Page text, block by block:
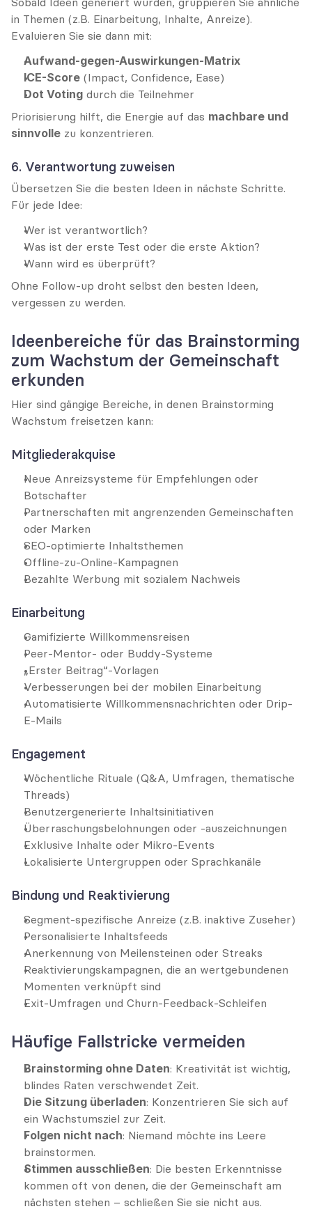
in Themen (z.B. Einarbeitung, Inhalte, Anreize).
Evaluieren Sie sie dann mit:
Aufwand-gegen-Auswirkungen-Matrix
ICE-Score (Impact, Confidence, Ease)
Dot Voting durch die Teilnehmer
Priorisierung hilft, die Energie auf das machbare und
sinnvolle zu konzentrieren.
6. Verantwortung zuweisen
Übersetzen Sie die besten Ideen in nächste Schritte.
Für jede Idee:
Wer ist verantwortlich?
Was ist der erste Test oder die erste Aktion?
Wann wird es überprüft?
Ohne Follow-up droht selbst den besten Ideen,
vergessen zu werden.
Ideenbereiche für das Brainstorming
zum Wachstum der Gemeinschaft
erkunden
Hier sind gängige Bereiche, in denen Brainstorming
Wachstum freisetzen kann:
Mitgliederakquise
Neue Anreizsysteme für Empfehlungen oder
Botschafter
Partnerschaften mit angrenzenden Gemeinschaften
oder Marken
SEO-optimierte Inhaltsthemen
Offline-zu-Online-Kampagnen
Bezahlte Werbung mit sozialem Nachweis
Einarbeitung
Gamifizierte Willkommensreisen
Peer-Mentor- oder Buddy-Systeme
„Erster Beitrag“-Vorlagen
Verbesserungen bei der mobilen Einarbeitung
Automatisierte Willkommensnachrichten oder Drip-
E-Mails
Engagement
Wöchentliche Rituale (Q&A, Umfragen, thematische
Threads)
Benutzergenerierte Inhaltsinitiativen
Überraschungsbelohnungen oder -auszeichnungen
Exklusive Inhalte oder Mikro-Events
Lokalisierte Untergruppen oder Sprachkanäle
Bindung und Reaktivierung
Segment-spezifische Anreize (z.B. inaktive Zuseher)
Personalisierte Inhaltsfeeds
Anerkennung von Meilensteinen oder Streaks
Reaktivierungskampagnen, die an wertgebundenen
Momenten verknüpft sind
Exit-Umfragen und Churn-Feedback-Schleifen
Häufige Fallstricke vermeiden
Brainstorming ohne Daten: Kreativität ist wichtig,
blindes Raten verschwendet Zeit.
Die Sitzung überladen: Konzentrieren Sie sich auf
ein Wachstumsziel zur Zeit.
Folgen nicht nach: Niemand möchte ins Leere
brainstormen.
Stimmen ausschließen: Die besten Erkenntnisse
kommen oft von denen, die der Gemeinschaft am
nächsten stehen – schließen Sie sie nicht aus.